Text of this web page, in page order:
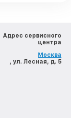
Адрес сервисного
центра
Москва
, ул. Лесная, д. 5